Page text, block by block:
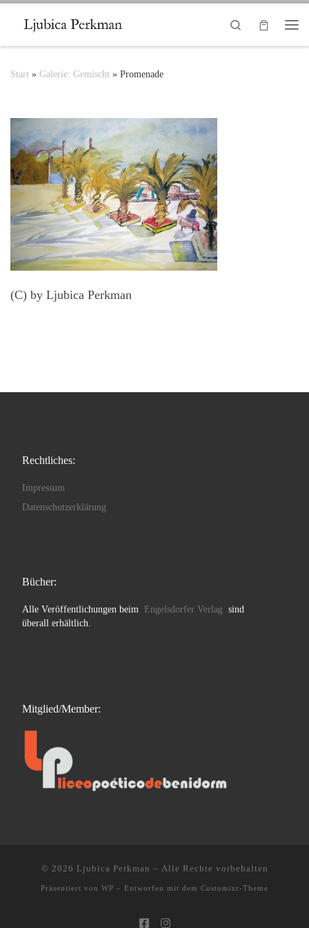
Zum Inhalt springen
Search
Start » Galerie: Gemischt » Promenade
(C) by Ljubica Perkman
Rechtliches:
Impressum
Datenschutzerklärung
Bücher:
Alle Veröffentlichungen beim Engelsdorfer Verlag sind
überall erhältlich.
Mitglied/Member:
© 2026 Ljubica Perkman – Alle Rechte vorbehalten
Präsentiert von WP – Entworfen mit dem Customizr-Theme